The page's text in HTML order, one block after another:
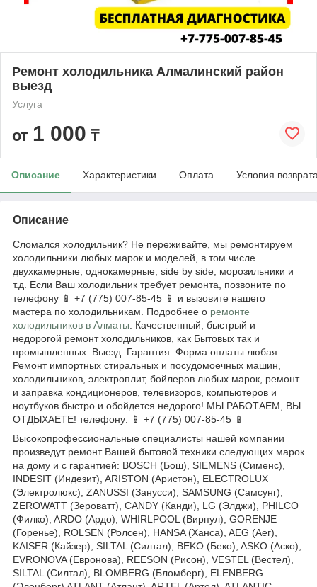
Ремонт холодильника Алмалинский район
выезд
Услуга
от 1 000 ₸
Описание Характеристики Оплата Условия
Описание
Сломался холодильник? Не переживайте, мы ремонтируем
холодильники любых марок и моделей, в том числе
двухкамерные, однокамерные, side by side, морозильники и
т.д. Если Ваш холодильник требует ремонта, позвоните по
телефону 📱 +7 (775) 007-85-45 📱 и вызовите нашего
мастера по холодильникам. Подробнее о ремонте
холодильников в Алматы . Качественный, быстрый и
недорогой ремонт холодильников, как Бытовых так и
промышленных. Выезд. Гарантия. Форма оплаты любая.
Ремонт импортных стиральных и посудомоечных машин,
холодильников, электроплит, бойлеров любых марок, ремонт
и заправка кондиционеров, телевизоров, компьютеров и
ноутбуков быстро и обойдется недорого! МЫ РАБОТАЕМ, ВЫ
ОТДЫХАЕТЕ! телефону: 📱 +7 (775) 007-85-45 📱
Высокопрофессиональные специалисты нашей компании
произведут ремонт Вашей бытовой техники следующих марок
на дому и с гарантией: BOSCH (Бош), SIEMENS (Сименс),
INDESIT (Индезит), ARISTON (Аристон), ELECTROLUX
(Электролюкс), ZANUSSI (Занусси), SAMSUNG (Самсунг),
ZEROWATT (Зероватт), CANDY (Канди), LG (Элджи), PHILCO
(Филко), ARDO (Ардо), WHIRLPOOL (Вирпул), GORENJE
(Горенье), ROLSEN (Ролсен), HANSA (Ханса), AEG (Аег),
KAISER (Кайзер), SILTAL (Силтал), BEKO (Беко), ASKO (Аско),
EVRONOVA (Евронова), REESON (Рисон), VESTEL (Вестел),
SILTAL (Силтал), BLOMBERG (Бломберг), ELENBERG